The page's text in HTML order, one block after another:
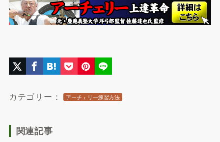
カテゴリー： アーチェリー練習方法
関連記事